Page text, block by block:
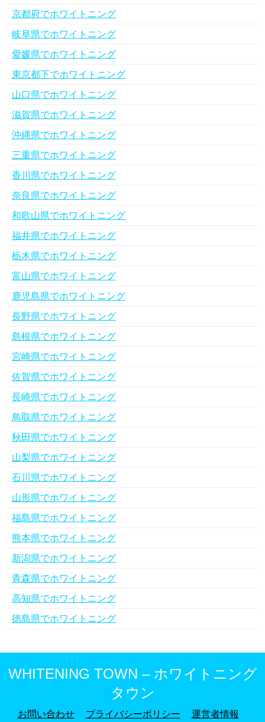
京都府でホワイトニング
岐阜県でホワイトニング
愛媛県でホワイトニング
東京都下でホワイトニング
山口県でホワイトニング
滋賀県でホワイトニング
沖縄県でホワイトニング
三重県でホワイトニング
香川県でホワイトニング
奈良県でホワイトニング
和歌山県でホワイトニング
福井県でホワイトニング
栃木県でホワイトニング
富山県でホワイトニング
鹿児島県でホワイトニング
長野県でホワイトニング
島根県でホワイトニング
宮崎県でホワイトニング
佐賀県でホワイトニング
長崎県でホワイトニング
鳥取県でホワイトニング
秋田県でホワイトニング
山梨県でホワイトニング
石川県でホワイトニング
山形県でホワイトニング
福島県でホワイトニング
熊本県でホワイトニング
新潟県でホワイトニング
青森県でホワイトニング
高知県でホワイトニング
徳島県でホワイトニング
WHITENING TOWN – ホワイトニング
タウン
お問い合わせ プライバシーポリシー 運営者情報